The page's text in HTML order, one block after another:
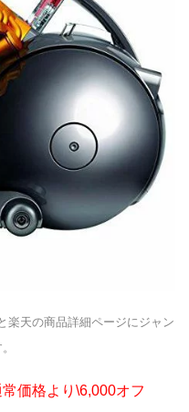
楽天の商品詳細ページにジャン
価格より\6,000オフ